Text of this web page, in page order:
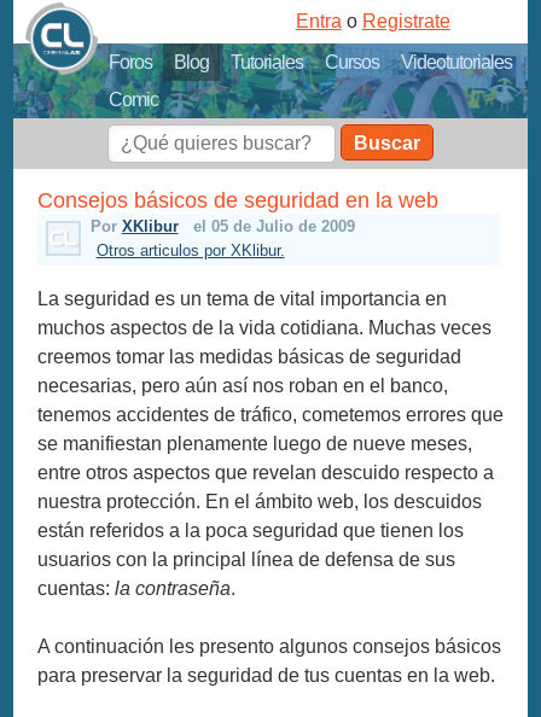
Foros Blog Tutoriales Cursos
Videotutoriales
Comic
Entra o Registrate
Buscar
Consejos básicos de seguridad en la web
Por XKlibur
el 05 de Julio de 2009
Otros articulos por XKlibur.
La seguridad es un tema de vital importancia en
muchos aspectos de la vida cotidiana. Muchas veces
creemos tomar las medidas básicas de seguridad
necesarias, pero aún así nos roban en el banco,
tenemos accidentes de tráfico, cometemos errores que
se manifiestan plenamente luego de nueve meses,
entre otros aspectos que revelan descuido respecto a
nuestra protección. En el ámbito web, los descuidos
están referidos a la poca seguridad que tienen los
usuarios con la principal línea de defensa de sus
cuentas:la contraseña.
A continuación les presento algunos consejos básicos
para preservar la seguridad de tus cuentas en la web.